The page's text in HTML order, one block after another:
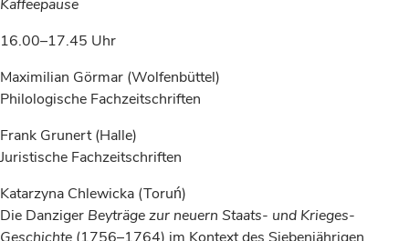
Kaffeepause
16.00–17.45 Uhr
Maximilian Görmar (Wolfenbüttel)
Philologische Fachzeitschriften
Frank Grunert (Halle)
Juristische Fachzeitschriften
Katarzyna Chlewicka (Toruń)
Die Danziger Beyträge zur neuern Staats- und Krieges-